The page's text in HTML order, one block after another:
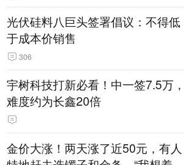
光伏硅料八巨头签署倡议：不得低
于成本价销售
306
宇树科技打新必看！中一签7.5万，
难度约为长鑫20倍
金价大涨！两天涨了近50元，有人